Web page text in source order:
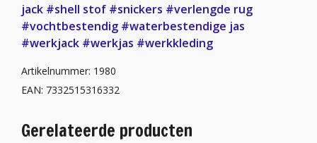
jack #shell stof #snickers #verlengde rug
#vochtbestendig #waterbestendige jas
#werkjack #werkjas #werkkleding
Artikelnummer: 1980
EAN: 7332515316332
Gerelateerde producten